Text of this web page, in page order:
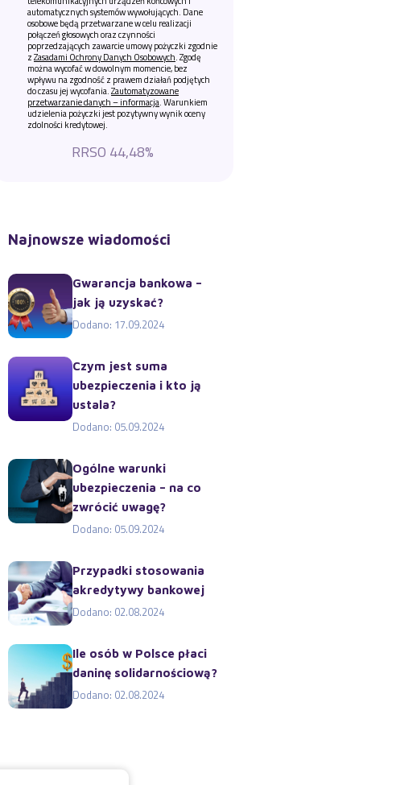
automatycznych systemów wywołujących. Dane
osobowe będą przetwarzane w celu realizacji
połączeń głosowych oraz czynności
poprzedzających zawarcie umowy pożyczki zgodnie
zZasadami Ochrony Danych Osobowych. Zgodę
można wycofać w dowolnym momencie, bez
wpływu na zgodność z prawem działań podjętych
do czasu jej wycofania.Zautomatyzowane
przetwarzanie danych – informacja. Warunkiem
udzielenia pożyczki jest pozytywny wynik oceny
zdolności kredytowej.
RRSO 44,48%
Najnowsze wiadomości
Gwarancja bankowa –
jak ją uzyskać?
Dodano: 17.09.2024
Czym jest suma
ubezpieczenia i kto ją
ustala?
Dodano: 05.09.2024
Ogólne warunki
ubezpieczenia – na co
zwrócić uwagę?
Dodano: 05.09.2024
Przypadki stosowania
akredytywy bankowej
Dodano: 02.08.2024
Ile osób w Polsce płaci
daninę solidarnościową?
Dodano: 02.08.2024